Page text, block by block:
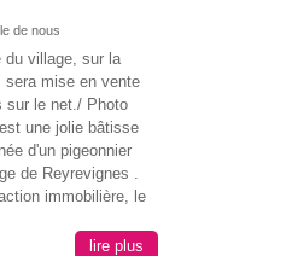
de nous
du village, sur la
sera mise en vente
sur le net./ Photo
une jolie bâtisse
d'un pigeonnier
de Reyrevignes .
immobilière, le
lire plus